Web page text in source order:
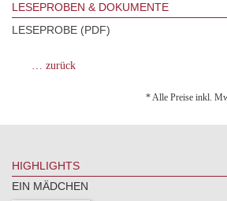
LESEPROBEN & DOKUMENTE
LESEPROBE (PDF)
… zurück
* Alle Preise inkl.
HIGHLIGHTS
EIN MÄDCHEN